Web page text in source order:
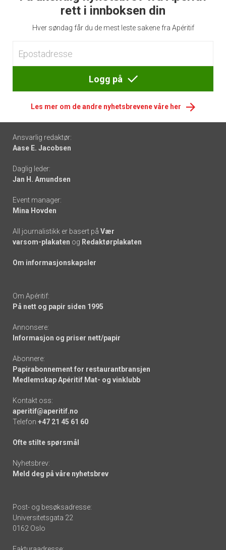
rett i innboksen din
Hver søndag får du de mest leste sakene fra Apéritif
Logg på
Les mer om de andre nyhetsbrevene våre her
Footer
-
links
Ansvarlig redaktør:
Aase E. Jacobsen
Daglig leder:
Jan H. Amundsen
Event manager:
Mina Hovden
All journalistikk er basert på Vær
varsom-plakaten og Redaktørplakaten
Om informasjonskapsler
Om Apéritif:
På nett og papir siden 1995
Annonsere:
Informasjon og priser nett/papir
Abonnere:
Papirabonnement for restaurantbransjen
Medlemskap Apéritif Mat- og vinklubb
Kontakt oss:
aperitif@aperitif.no
Telefon +47 21 45 61 60
Ofte stilte spørsmål
Nyhetsbrev:
Meld deg på våre nyhetsbrev
Post- og besøksadresse:
Universitetsgata 22
0162 Oslo